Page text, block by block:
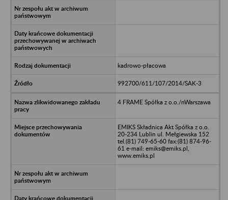
kadrowo-płacowa
992700/611/107/2014/SAK-3
4 FRAME Spółka z o.o./nWarszawa
EMIKS Składnica Akt Spółka z o.o.
20-234 Lublin ul. Mełgiewska 152
tel.(81) 749-65-60 fax:(81) 874-96-
61 e-mail: emiks@emiks.pl,
www.emiks.pl